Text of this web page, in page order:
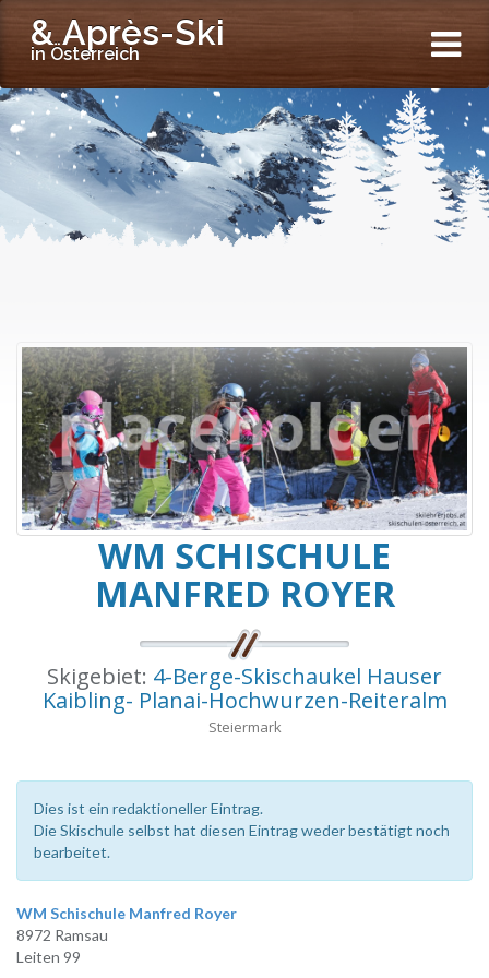
& Après-Ski
in Österreich
WM SCHISCHULE
MANFRED ROYER
Skigebiet: 4-Berge-Skischaukel Hauser
Kaibling- Planai-Hochwurzen-Reiteralm
Steiermark
Dies ist ein redaktioneller Eintrag.
Die Skischule selbst hat diesen Eintrag weder bestätigt noch
bearbeitet.
WM Schischule Manfred Royer
8972 Ramsau
Leiten 99